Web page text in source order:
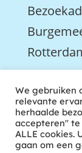

We gebruiken
relevante
herhaalde
accepteren"
ALLE cookies.
gaan om een